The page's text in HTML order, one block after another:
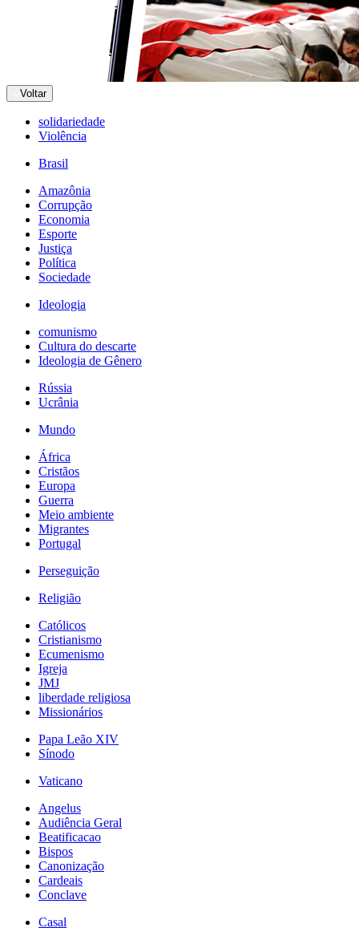
Voltar
solidariedade
Violência
Brasil
Amazônia
Corrupção
Economia
Esporte
Justiça
Política
Sociedade
Ideologia
comunismo
Cultura do descarte
Ideologia de Gênero
Rússia
Ucrânia
Mundo
África
Cristãos
Europa
Guerra
Meio ambiente
Migrantes
Portugal
Perseguição
Religião
Católicos
Cristianismo
Ecumenismo
Igreja
JMJ
liberdade religiosa
Missionários
Papa Leão XIV
Sínodo
Vaticano
Angelus
Audiência Geral
Beatificacao
Bispos
Canonização
Cardeais
Conclave
Casal